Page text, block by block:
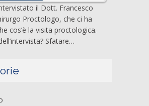
il Dott. Francesco
Proctologo, che ci ha
cos’è la visita proctologica.
Sfatare…